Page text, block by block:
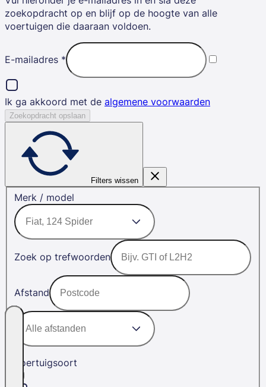
zoekopdracht op en blijf op de hoogte van alle
voertuigen die daaraan voldoen.
E-mailadres *
Ik ga akkoord met de algemene voorwaarden
Zoekopdracht opslaan
Filters wissen
Merk / model
Zoek op trefwoorden
Afstand
Voertuigsoort